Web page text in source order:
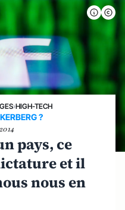
›HIGH-TECH
?
pays, ce
et il
nous en